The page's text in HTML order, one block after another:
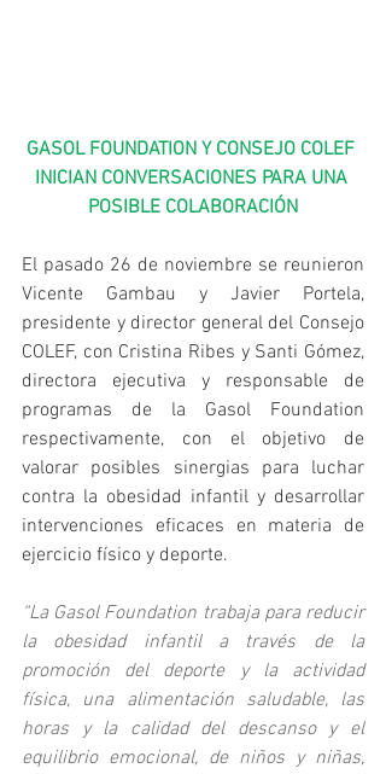
GASOL FOUNDATION Y CONSEJO COLEF
INICIAN CONVERSACIONES PARA UNA
POSIBLE COLABORACIÓN
El pasado 26 de noviembre se reunieron
Vicente Gambau y Javier Portela,
presidente y director general del Consejo
COLEF, con Cristina Ribes y Santi Gómez,
directora ejecutiva y responsable de
programas de la Gasol Foundation
respectivamente, con el objetivo de
valorar posibles sinergias para luchar
contra la obesidad infantil y desarrollar
intervenciones eficaces en materia de
ejercicio físico y deporte.
“La Gasol Foundation trabaja para reducir
la obesidad infantil a través de la
promoción del deporte y la actividad
física, una alimentación saludable, las
horas y la calidad del descanso y el
equilibrio emocional, de niños y niñas,